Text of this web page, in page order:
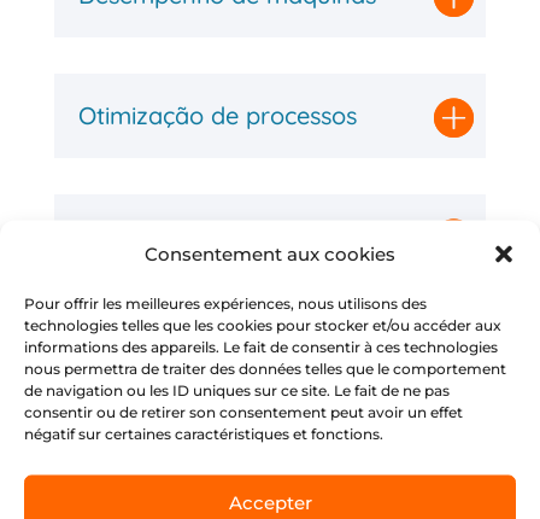
Consentement aux cookies
Pour offrir les meilleures expériences, nous utilisons des
technologies telles que les cookies pour stocker et/ou accéder aux
informations des appareils. Le fait de consentir à ces technologies
nous permettra de traiter des données telles que le comportement
de navigation ou les ID uniques sur ce site. Le fait de ne pas
consentir ou de retirer son consentement peut avoir un effet
négatif sur certaines caractéristiques et fonctions.
Accepter
Otimização de processos
Gestão de desempenho
Segurança e saúde no